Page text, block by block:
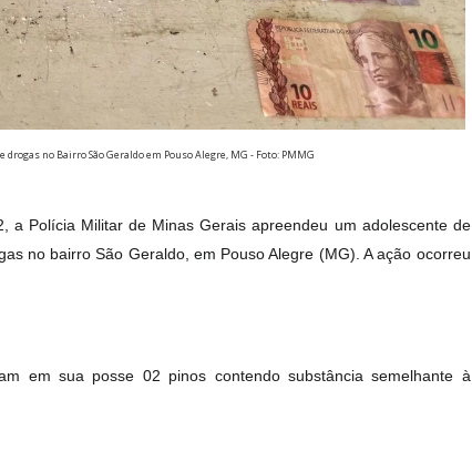
no Bairro São Geraldo em Pouso Alegre, MG - Foto: PMMG
a Polícia Militar de Minas Gerais apreendeu um adolescente de
no bairro São Geraldo, em Pouso Alegre (MG). A ação ocorreu
em sua posse 02 pinos contendo substância semelhante à